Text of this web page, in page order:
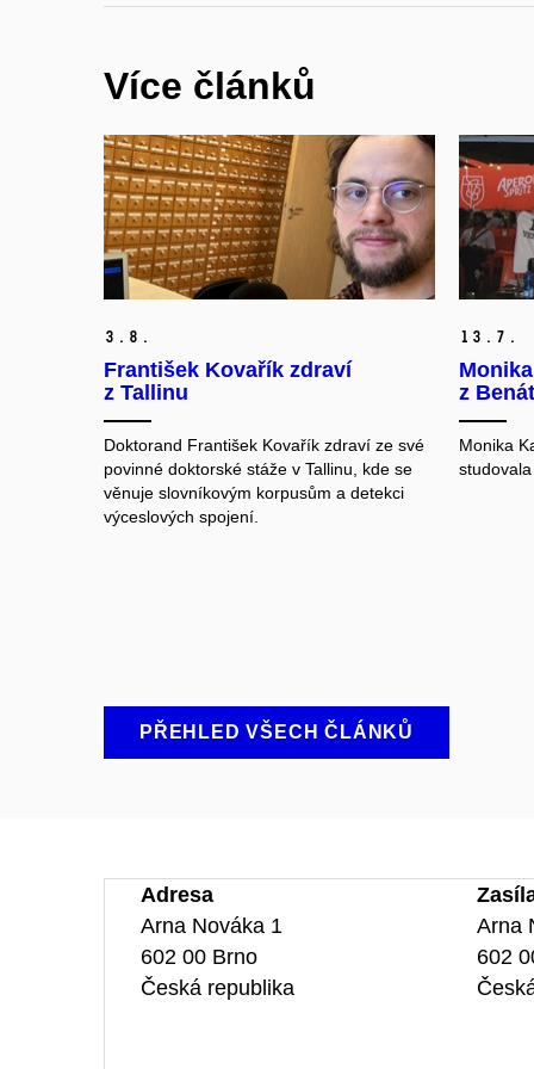
Více článků
3. 8.
František Kovařík zdraví
z Tallinu
Doktorand František Kovařík zdraví ze své
povinné doktorské stáže v Tallinu, kde se
věnuje slovníkovým korpusům a detekci
výceslových spojení.
13. 7.
z
Monika
studovala
PŘEHLED VŠECH ČLÁNKŮ
Adresa
Arna Nováka 1
602 00 Brno
Česká republika
Arna
602